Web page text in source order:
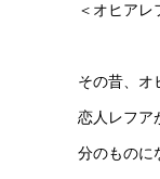
＜オヒアレ
その昔、オ
恋人レフア
分のものに